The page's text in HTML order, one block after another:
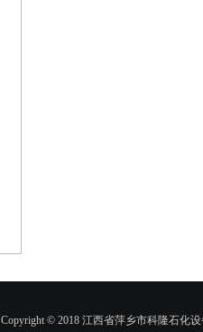
Copyright © 2018 江西省萍乡市科隆石化